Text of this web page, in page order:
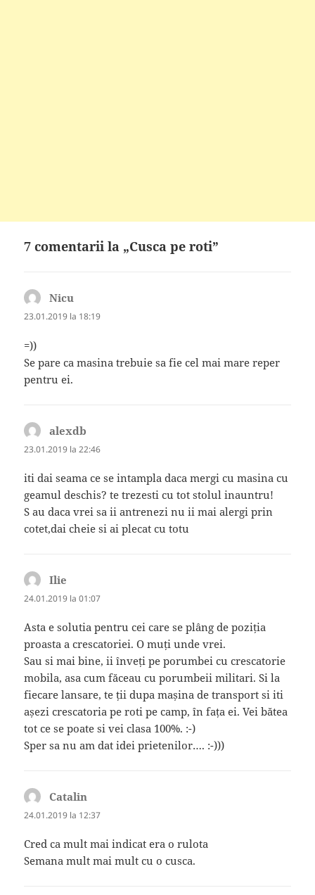
7 comentarii la „Cusca pe roti”
Nicu
23.01.2019 la 18:19
=))
Se pare ca masina trebuie sa fie cel mai mare reper
pentru ei.
alexdb
23.01.2019 la 22:46
iti dai seama ce se intampla daca mergi cu masina cu
geamul deschis? te trezesti cu tot stolul inauntru!
S au daca vrei sa ii antrenezi nu ii mai alergi prin
cotet,dai cheie si ai plecat cu totu
Ilie
24.01.2019 la 01:07
Asta e solutia pentru cei care se plâng de poziția
proasta a crescatoriei. O muți unde vrei.
Sau si mai bine, ii înveți pe porumbei cu crescatorie
mobila, asa cum făceau cu porumbeii militari. Si la
fiecare lansare, te ții dupa mașina de transport si iti
așezi crescatoria pe roti pe camp, în fața ei. Vei bătea
tot ce se poate si vei clasa 100%. :-)
Sper sa nu am dat idei prietenilor…. :-)))
Catalin
24.01.2019 la 12:37
Cred ca mult mai indicat era o rulota
Semana mult mai mult cu o cusca.